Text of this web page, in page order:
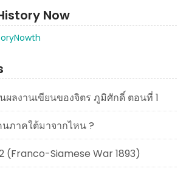
Now
ผลงานเขียนของจิตร ภูมิศักดิ์ ตอนที่ 1
ภาคใต้มาจากไหน ?
(Franco-Siamese War 1893)